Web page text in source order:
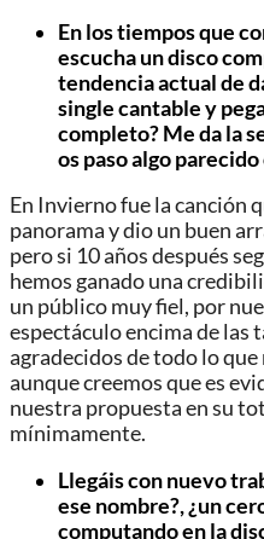
En los tiempos que
escucha un disco
tendencia actual de
single cantable y
completo? Me da la
os paso algo
En Invierno fue la canción
panorama y dio un buen
pero si 10 años después
hemos ganado una
un público muy fiel, por
espectáculo encima de las
agradecidos de todo lo que
aunque creemos que es
nuestra propuesta en su
mínimamente.
Llegáis con nuevo
ese nombre?, ¿un
computando en la